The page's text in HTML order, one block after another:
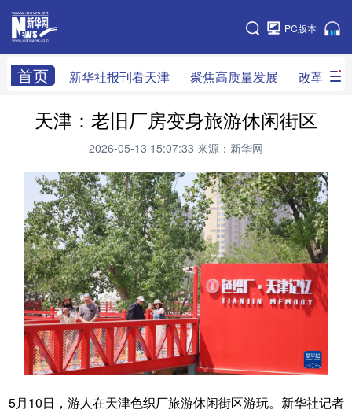
PC版本
首页 新华社报刊看天津 聚焦高质量发展 改革开放
网站地图
新华社看天津 新华V访谈 做一天同事
天津时政 组织人事 党风廉政 改革开放
科技创新 产经观察 乡村振兴 法治社会
教育视窗 生活服务 医卫康养 文旅消费
新华影像
专栏
滨城 和平 河西 河北
河东 南开 红桥 东丽
天津：老旧厂房变身旅游休闲街区
2026-05-13 15:07:33 来源：新华网
5月10日，游人在天津色织厂旅游休闲街区游玩。新华社记者